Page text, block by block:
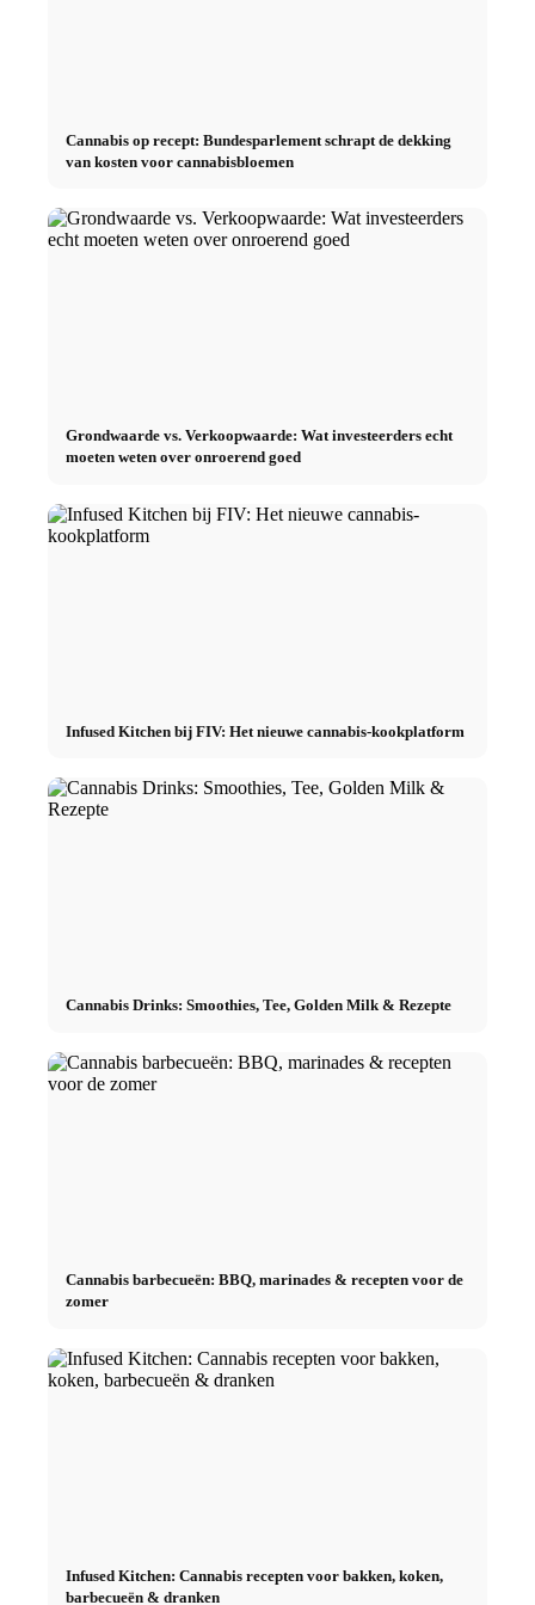
Cannabis op recept: Bundesparlement schrapt de dekking
van kosten voor cannabisbloemen
Grondwaarde vs. Verkoopwaarde: Wat investeerders echt
moeten weten over onroerend goed
Infused Kitchen bij FIV: Het nieuwe cannabis-kookplatform
Cannabis Drinks: Smoothies, Tee, Golden Milk & Rezepte
Cannabis barbecueën: BBQ, marinades & recepten voor de
zomer
Infused Kitchen: Cannabis recepten voor bakken, koken,
barbecueën & dranken